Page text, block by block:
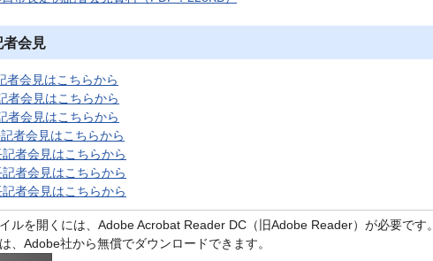
者会見
者会見はこちらから
者会見はこちらから
者会見はこちらから
者会見はこちらから
者会見はこちらから
者会見はこちらから
者会見はこちらから
ルを開くには、Adobe Acrobat Reader DC（旧Adobe Reader）が必要です。
、Adobe社から無償でダウンロードできます。